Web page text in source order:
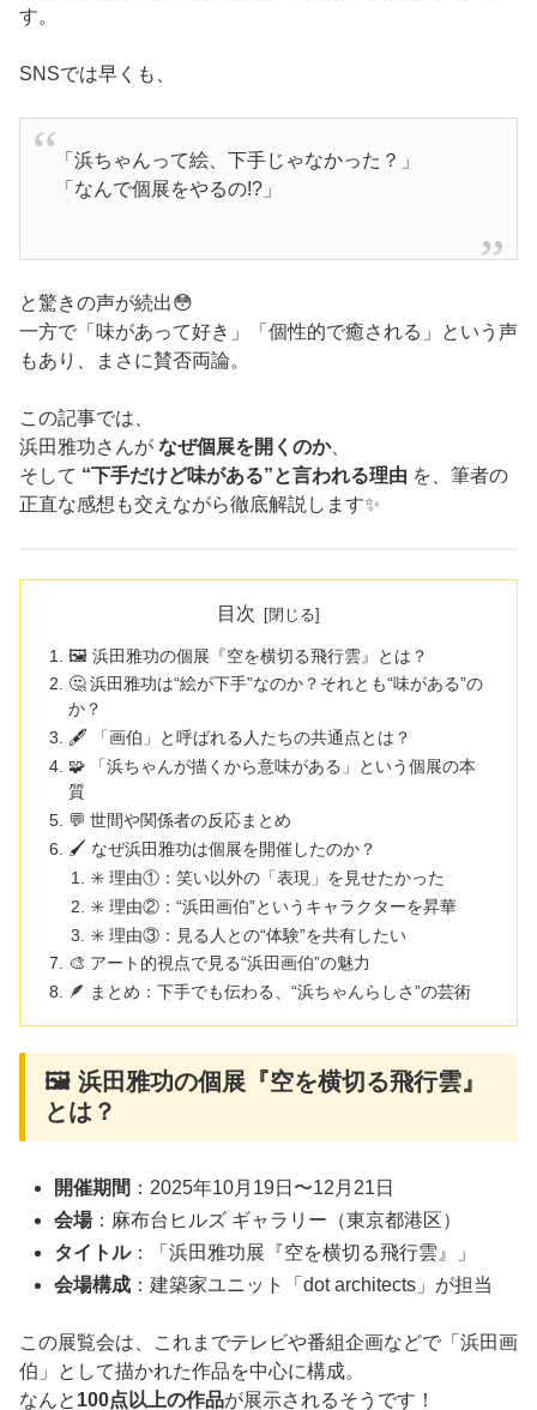
す。
SNSでは早くも、
「浜ちゃんって絵、下手じゃなかった？」
「なんで個展をやるの!?」
と驚きの声が続出😳
一方で「味があって好き」「個性的で癒される」という声
もあり、まさに賛否両論。
この記事では、
浜田雅功さんが なぜ個展を開くのか、
そして “下手だけど味がある”と言われる理由 を、筆者の
正直な感想も交えながら徹底解説します✨
目次
🖼 浜田雅功の個展『空を横切る飛行雲』とは？
🤔 浜田雅功は“絵が下手”なのか？それとも“味がある”の
か？
🖋 「画伯」と呼ばれる人たちの共通点とは？
🧩 「浜ちゃんが描くから意味がある」という個展の本
質
💬 世間や関係者の反応まとめ
🖌 なぜ浜田雅功は個展を開催したのか？
✳️ 理由①：笑い以外の「表現」を見せたかった
✳️ 理由②：“浜田画伯”というキャラクターを昇華
✳️ 理由③：見る人との“体験”を共有したい
🎨 アート的視点で見る“浜田画伯”の魅力
🪶 まとめ：下手でも伝わる、“浜ちゃんらしさ”の芸術
🖼 浜田雅功の個展『空を横切る飛行雲』
とは？
開催期間 ：2025年10月19日〜12月21日
会場：麻布台ヒルズ ギャラリー（東京都港区）
タイトル：「浜田雅功展『空を横切る飛行雲』」
会場構成 ：建築家ユニット「dot architects」が担当
この展覧会は、これまでテレビや番組企画などで「浜田画
伯」として描かれた作品を中心に構成。
なんと 100点以上の作品が展示されるそうです！